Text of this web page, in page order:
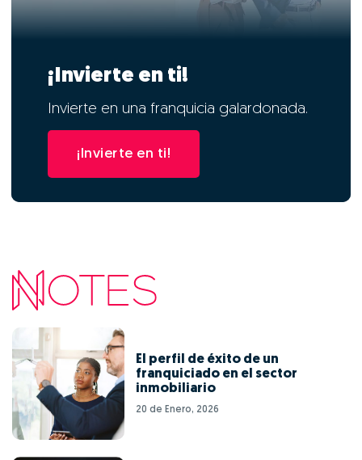
¡Invierte en ti!
Invierte en una franquicia galardonada.
¡Invierte en ti!
El perfil de éxito de un
franquiciado en el sector
inmobiliario
20 de Enero, 2026